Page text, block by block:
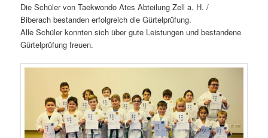
Die Schüler von Taekwondo Ates Abteilung Zell a. H. /
Biberach bestanden erfolgreich die Gürtelprüfung.
Alle Schüler konnten sich über gute Leistungen und bestandene
Gürtelprüfung freuen.